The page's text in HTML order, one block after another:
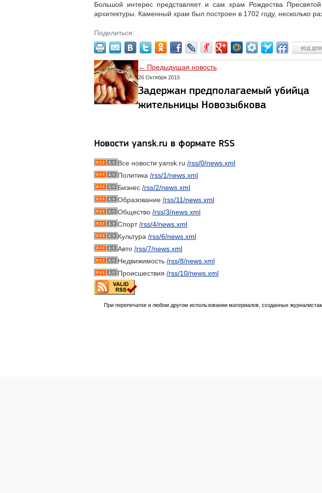
Большой интерес представляет и сам храм Рождества
архитектуры. Каменный храм был построен в 1702 году, несколько
Поделиться:
код
← Предыдущая новость
26 Октября 2015
Задержан предполагаемый убийца
жительницы Новозыбкова
Новости yansk.ru в формате RSS
Все новости yansk.ru /rss/0/news.xml
Политика /rss/1/news.xml
Бизнес /rss/2/news.xml
Образование /rss/11/news.xml
Общество /rss/3/news.xml
Спорт/rss/4/news.xml
Культура /rss/6/news.xml
Авто /rss/7/news.xml
Недвижимость /rss/8/news.xml
Происшествия /rss/10/news.xml
При перепечатке и любом другом использовании материалов, созданных